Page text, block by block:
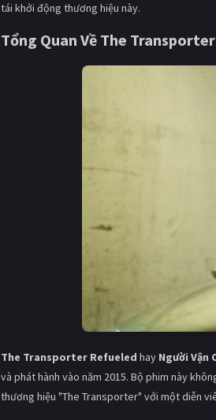
tái khởi động thương hiệu này.
Tổng Quan Về The
The Transporter Refueled hay Người Vận
và phát hành vào năm 2015. Bộ phim này
thương hiệu "The Transporter" với một diễn